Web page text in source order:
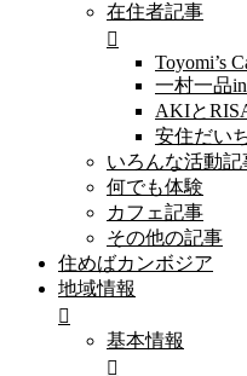
在住者記事
Toyomi’s
一村一品
AKIと
安住だい
いろんな活動記
何でも体験
カフェ記事
その他の記事
住めばカンボジア
地域情報
基本情報